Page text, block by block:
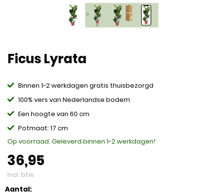
Ficus Lyrata
Binnen 1-2 werkdagen gratis thuisbezorgd
100% vers van Nederlandse bodem
Een hoogte van 60 cm
Potmaat: 17 cm
Op voorraad. Geleverd binnen 1-2 werkdagen!
36,95
Incl. btw
Aantal: